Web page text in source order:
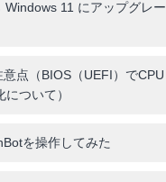
Windows 11 にアップグレー
点（BIOS（UEFI）でCPU
ついて）
を操作してみた